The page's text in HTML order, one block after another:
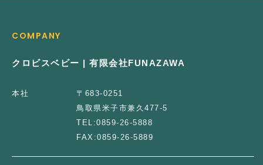
COMPANY
クロビスベビー | 有限会社FUNAZAWA
本社
〒683-0251
鳥取県米子市兼久477-5
TEL:0859-26-5888
FAX:0859-26-5889